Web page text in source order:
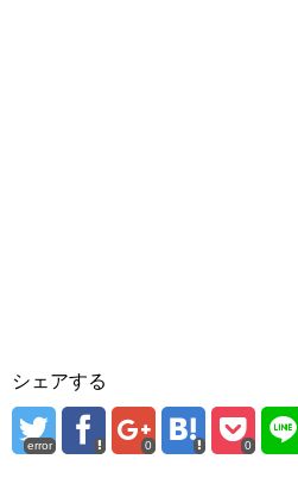
シェアする
error 0 0